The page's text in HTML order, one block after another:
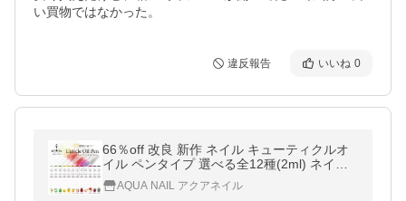
い買物ではなかった。
違反報告 いいね 0
66％off 改良 新作 ネイル キューティクルオ
イル ペンタイプ 選べる全12種(2ml) ネイル
オイル ネイルケア ジェルネイル ネイルオイ
ル ペンタイプ
AQUA NAIL アクアネイル